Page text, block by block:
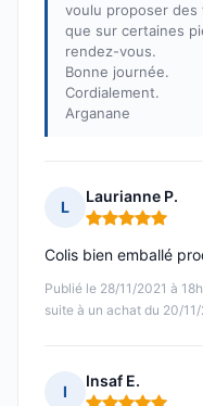
voulu proposer
que sur certaines
rendez-vous.
Bonne journée.
Cordialement.
Arganane
L
Laurianne P.
Note : 5 sur 5
Publié le 28/11/2021 à
suite à un achat du 20/11/
Colis bien emballé
I
Insaf E.